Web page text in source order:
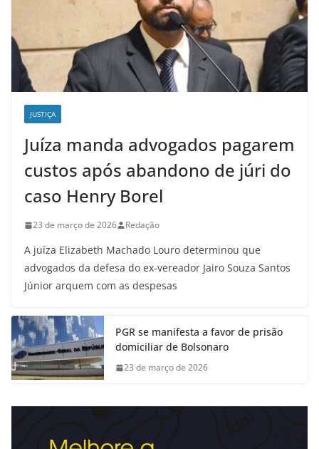
JUSTIÇA
Juíza manda advogados pagarem
custos após abandono de júri do
caso Henry Borel
23 de março de 2026 Redação
A juíza Elizabeth Machado Louro determinou que
advogados da defesa do ex-vereador Jairo Souza Santos
Júnior arquem com as despesas
PGR se manifesta a favor de prisão
domiciliar de Bolsonaro
23 de março de 2026